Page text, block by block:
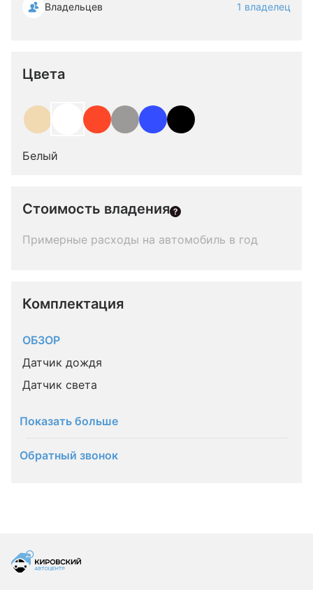
Владельцев 1 владелец
Цвета
Белый
Стоимость владения
Примерные расходы на автомобиль в год
Комплектация
ОБЗОР
Датчик дождя
Датчик света
Показать больше
Обратный звонок